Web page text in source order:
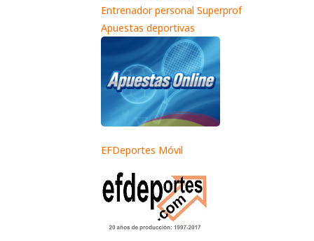
Entrenador personal Superprof
Apuestas deportivas
EFDeportes Móvil